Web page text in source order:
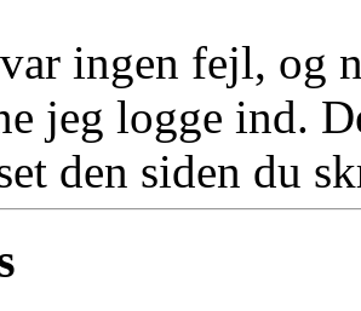
ingen fejl, og
jeg logge ind.
den siden du